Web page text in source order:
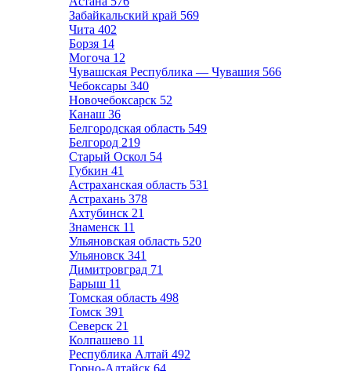
Забайкальский край 569
Чита 402
Борзя 14
Могоча 12
Чувашская Республика — Чувашия 566
Чебоксары 340
Новочебоксарск 52
Канаш 36
Белгородская область 549
Белгород 219
Старый Оскол 54
Губкин 41
Астраханская область 531
Астрахань 378
Ахтубинск 21
Знаменск 11
Ульяновская область 520
Ульяновск 341
Димитровград 71
Барыш 11
Томская область 498
Томск 391
Северск 21
Колпашево 11
Республика Алтай 492
Горно-Алтайск 64